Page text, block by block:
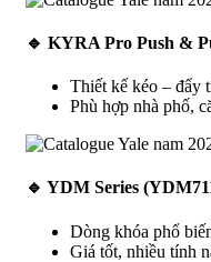
🔹 KYRA Pro Push &
Thiết kế kéo – đẩy
Phù hợp nhà phố,
🔹 YDM Series
Dòng khóa phổ
Giá tốt, nhiều tính